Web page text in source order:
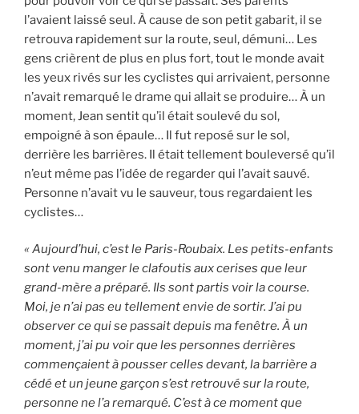
l’avaient laissé seul. À cause de son petit gabarit, il se
retrouva rapidement sur la route, seul, démuni… Les
gens crièrent de plus en plus fort, tout le monde avait
les yeux rivés sur les cyclistes qui arrivaient, personne
n’avait remarqué le drame qui allait se produire… À un
moment, Jean sentit qu’il était soulevé du sol,
empoigné à son épaule… Il fut reposé sur le sol,
derrière les barrières. Il était tellement bouleversé qu’il
n’eut même pas l’idée de regarder qui l’avait sauvé.
Personne n’avait vu le sauveur, tous regardaient les
cyclistes…
« Aujourd’hui, c’est le Paris-Roubaix. Les petits-enfants
sont venu manger le clafoutis aux cerises que leur
grand-mère a préparé. Ils sont partis voir la course.
Moi, je n’ai pas eu tellement envie de sortir. J’ai pu
observer ce qui se passait depuis ma fenêtre. À un
moment, j’ai pu voir que les personnes derrières
commençaient à pousser celles devant, la barrière a
cédé et un jeune garçon s’est retrouvé sur la route,
personne ne l’a remarqué. C’est à ce moment que